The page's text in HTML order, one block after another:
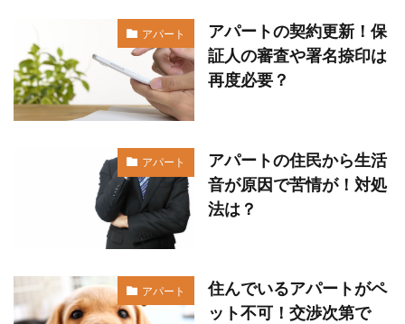
アパート
アパートの契約更新！保
証人の審査や署名捺印は
再度必要？
アパート
アパートの住民から生活
音が原因で苦情が！対処
法は？
アパート
住んでいるアパートがペ
ット不可！交渉次第で